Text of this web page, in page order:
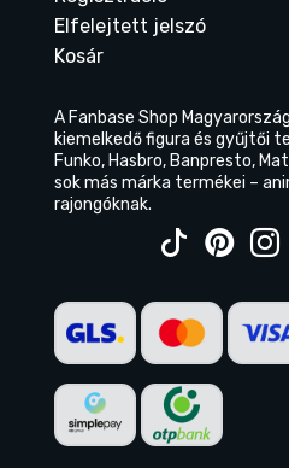
Elfelejtett jelszó
Kosár
A Fanbase Shop
kiemelkedő figura és gyűjtői
Funko, Hasbro, Banpresto,
sok más márka termékei –
rajongóknak.